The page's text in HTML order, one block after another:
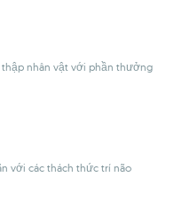
nhân vật với phần thưởng
với các thách thức trí não